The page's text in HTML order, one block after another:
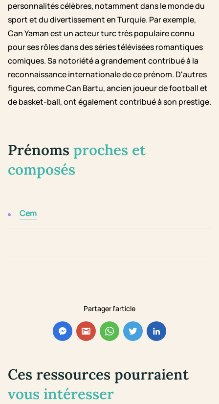
Partager l'article
personnalités célèbres, notamment dans le monde du
sport et du divertissement en Turquie. Par exemple,
Can Yaman est un acteur turc très populaire connu
pour ses rôles dans des séries télévisées romantiques
comiques. Sa notoriété a grandement contribué à la
reconnaissance internationale de ce prénom. D'autres
figures, comme Can Bartu, ancien joueur de football et
de basket-ball, ont également contribué à son prestige.
Prénoms proches et
composés
Cem
Ces ressources pourraient
vous intéresser